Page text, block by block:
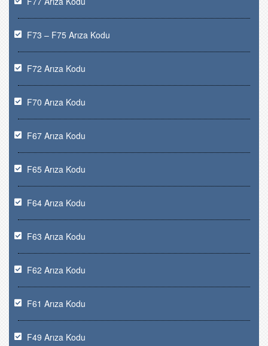
F73 – F75 Arıza Kodu
F72 Arıza Kodu
F70 Arıza Kodu
F67 Arıza Kodu
F65 Arıza Kodu
F64 Arıza Kodu
F63 Arıza Kodu
F62 Arıza Kodu
F61 Arıza Kodu
F49 Arıza Kodu